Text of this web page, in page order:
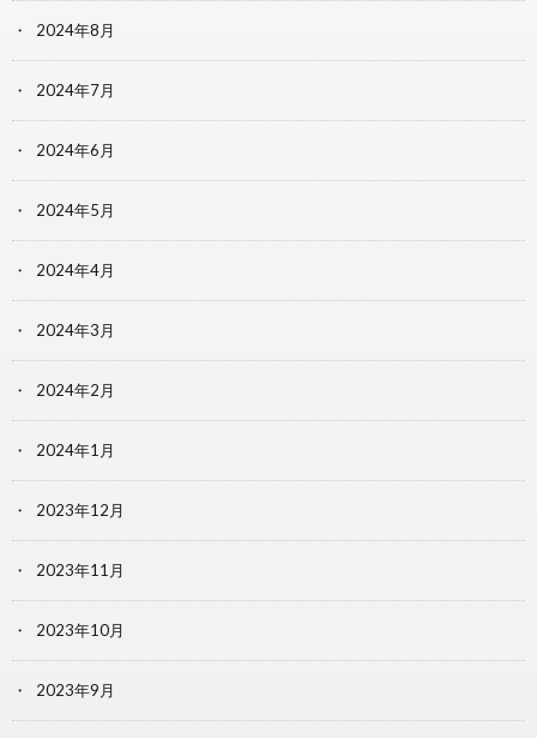
2024年8月
2024年7月
2024年6月
2024年5月
2024年4月
2024年3月
2024年2月
2024年1月
2023年12月
2023年11月
2023年10月
2023年9月